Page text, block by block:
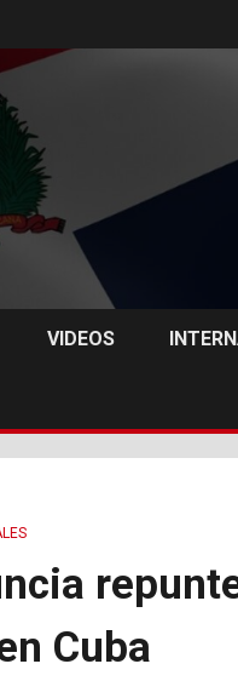
VIDEOS
Cuba